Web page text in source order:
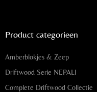
Product categorieen
Amberblokjes & Zeep
Driftwood Serie NEPALI
Complete Driftwood Collectie